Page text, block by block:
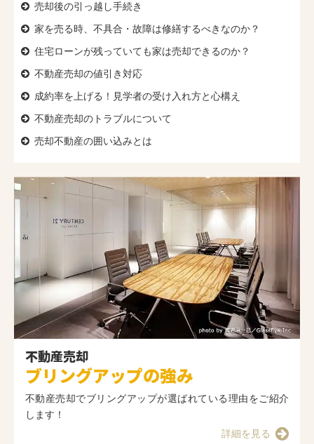
売却後の引っ越し手続き
家を売る時、不具合・故障は修繕するべきなのか？
住宅ローンが残っていても家は売却できるのか？
不動産売却の値引き対応
成約率を上げる！ 見学者の受け入れ方と心構え
不動産売却のトラブルについて
売却不動産の囲い込みとは
不動産売却
ブリングアップの強み
不動産売却でブリングアップが選ばれている理由をご紹介
します！
詳細を見る